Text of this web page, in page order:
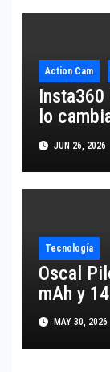
Action Cam
Insta360
lo
JUN 26, 2026
Tecnología
Oscal
mAh y
MAY 30, 2026